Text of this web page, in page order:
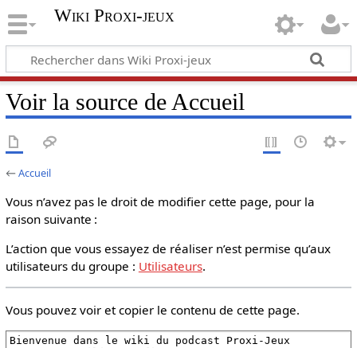
Wiki Proxi-jeux
Voir la source de Accueil
←Accueil
Vous n’avez pas le droit de modifier cette page, pour la
raison suivante :
L’action que vous essayez de réaliser n’est permise qu’aux
utilisateurs du groupe : Utilisateurs.
Vous pouvez voir et copier le contenu de cette page.